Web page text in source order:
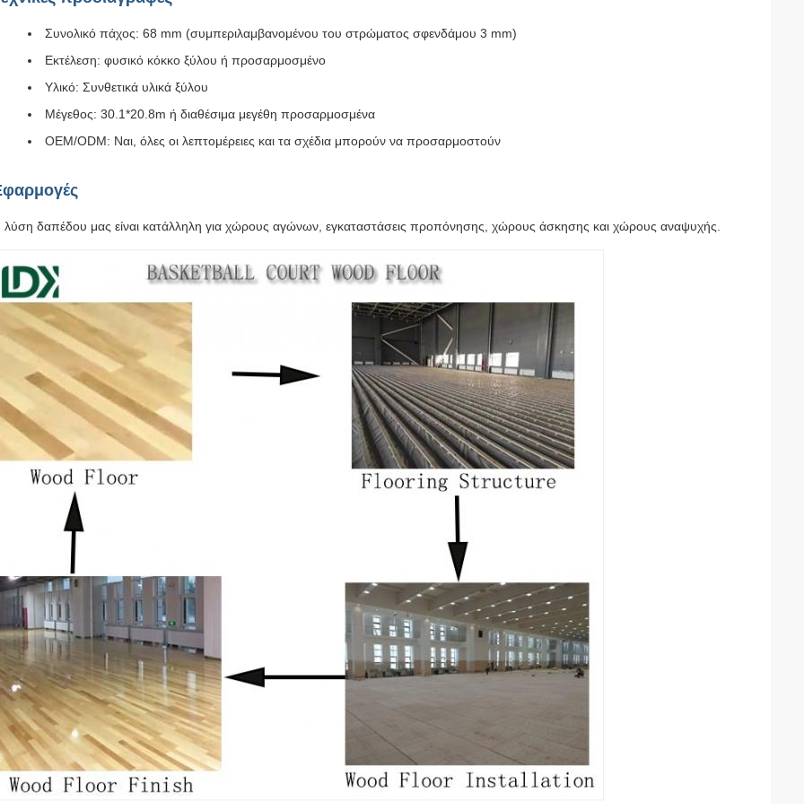
Συνολικό πάχος: 68 mm (συμπεριλαμβανομένου του στρώματος σφενδάμου 3 mm)
Εκτέλεση: φυσικό κόκκο ξύλου ή προσαρμοσμένο
Υλικό: Συνθετικά υλικά ξύλου
Μέγεθος: 30.1*20.8m ή διαθέσιμα μεγέθη προσαρμοσμένα
OEM/ODM: Ναι, όλες οι λεπτομέρειες και τα σχέδια μπορούν να προσαρμοστούν
δαπέδου μας είναι κατάλληλη για χώρους αγώνων, εγκαταστάσεις προπόνησης, χώρους άσκησης και χώρους αναψυχής.